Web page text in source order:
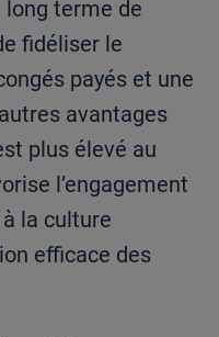
terme de
fidéliser le
payés et une
avantages
plus élevé au
l’engagement
la culture
efficace des